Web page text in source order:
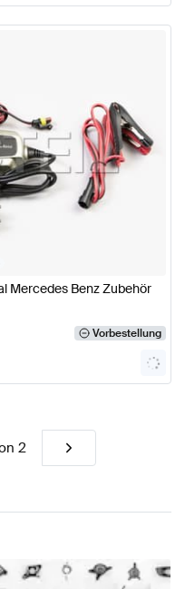
Mercedes Benz Zubehör
Vorbestellung
2